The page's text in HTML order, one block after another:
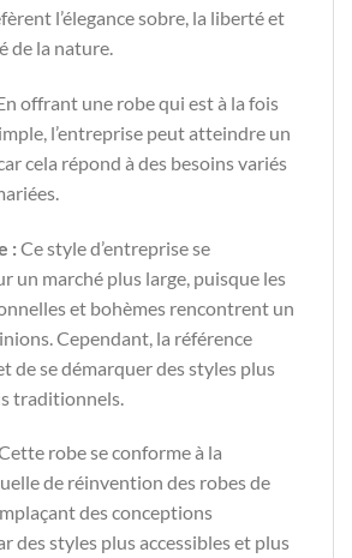
l’élegance sobre, la liberté et
de la nature.
offrant une robe qui est à la fois
l’entreprise peut atteindre un
cela répond à des besoins variés
:Ce style d’entreprise se
un marché plus large, puisque les
et bohèmes rencontrent un
Cependant, la référence
de se démarquer des styles plus
traditionnels.
robe se conforme à la
de réinvention des robes de
des conceptions
des styles plus accessibles et plus